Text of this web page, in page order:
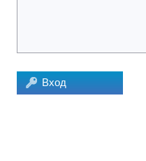
Вход